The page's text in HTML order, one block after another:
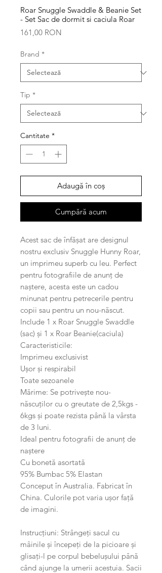
Roar Snuggle Swaddle & Beanie Set
- Set Sac de dormit si caciula Roar
161,00 RON
Brand *
Tip *
Cantitate *
Adaugă în coș
Cumpără acum
Acest sac de înfășat are designul
nostru exclusiv Snuggle Hunny Roar,
un imprimeu superb cu leu. Perfect
pentru fotografiile de anunț de
naștere, acesta este un cadou
minunat pentru petrecerile pentru
copii sau pentru un nou-născut.
Include 1 x Roar Snuggle Swaddle
(sac) și 1 x Roar Beanie(caciula)
Caracteristicile:
Imprimeu exclusivist
Ușor și respirabil
Toate sezoanele
Mărime: Se potrivește nou-
născuților cu o greutate de 2,5kgs -
6kgs și poate rezista până la vârsta
de 3 luni.
Ideal pentru fotografii de anunț de
naștere
Cu bonetă asortată
95% Bumbac 5% Elastan
Conceput în Australia. Fabricat în
China. Culorile pot varia ușor față
de imagini.
Instrucțiuni: Strângeți sacul cu
mâinile și începeți de la picioare și
glisați-l pe corpul bebelușului până
când ajunge la umerii acestuia. Sacii